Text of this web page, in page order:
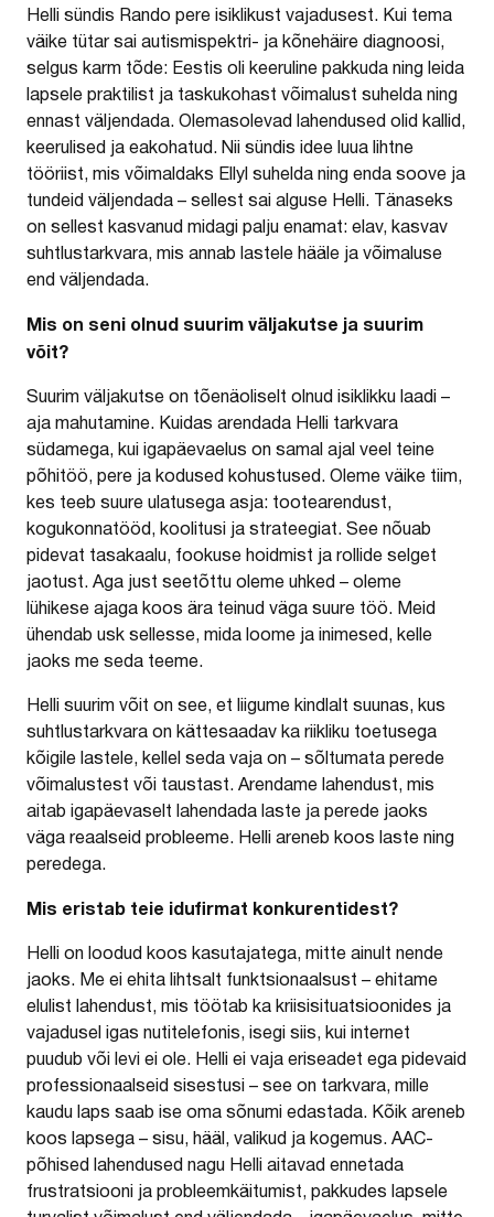
Helli sündis Rando pere isiklikust vajadusest. Kui tema
väike tütar sai autismispektri- ja kõnehäire diagnoosi,
selgus karm tõde: Eestis oli keeruline pakkuda ning leida
lapsele praktilist ja taskukohast võimalust suhelda ning
ennast väljendada. Olemasolevad lahendused olid kallid,
keerulised ja eakohatud. Nii sündis idee luua lihtne
tööriist, mis võimaldaks Ellyl suhelda ning enda soove ja
tundeid väljendada – sellest sai alguse Helli. Tänaseks
on sellest kasvanud midagi palju enamat: elav, kasvav
suhtlustarkvara, mis annab lastele hääle ja võimaluse
end väljendada.
Mis on seni olnud suurim väljakutse ja suurim
võit?
Suurim väljakutse on tõenäoliselt olnud isiklikku laadi –
aja mahutamine. Kuidas arendada Helli tarkvara
südamega, kui igapäevaelus on samal ajal veel teine
põhitöö, pere ja kodused kohustused. Oleme väike tiim,
kes teeb suure ulatusega asja: tootearendust,
kogukonnatööd, koolitusi ja strateegiat. See nõuab
pidevat tasakaalu, fookuse hoidmist ja rollide selget
jaotust. Aga just seetõttu oleme uhked – oleme
lühikese ajaga koos ära teinud väga suure töö. Meid
ühendab usk sellesse, mida loome ja inimesed, kelle
jaoks me seda teeme.
Helli suurim võit on see, et liigume kindlalt suunas, kus
suhtlustarkvara on kättesaadav ka riikliku toetusega
kõigile lastele, kellel seda vaja on – sõltumata perede
võimalustest või taustast. Arendame lahendust, mis
aitab igapäevaselt lahendada laste ja perede jaoks
väga reaalseid probleeme. Helli areneb koos laste ning
peredega.
Mis eristab teie idufirmat konkurentidest?
Helli on loodud koos kasutajatega, mitte ainult nende
jaoks. Me ei ehita lihtsalt funktsionaalsust – ehitame
elulist lahendust, mis töötab ka kriisisituatsioonides ja
vajadusel igas nutitelefonis, isegi siis, kui internet
puudub või levi ei ole. Helli ei vaja eriseadet ega pidevaid
professionaalseid sisestusi – see on tarkvara, mille
kaudu laps saab ise oma sõnumi edastada. Kõik areneb
koos lapsega – sisu, hääl, valikud ja kogemus. AAC-
põhised lahendused nagu Helli aitavad ennetada
frustratsiooni ja probleemkäitumist, pakkudes lapsele